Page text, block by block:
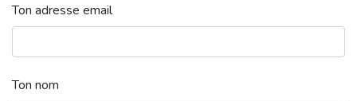
Ton adresse email
Ton nom